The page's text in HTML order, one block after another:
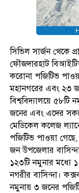
সিভিল সার্জন থেকে
ফৌজদারহাট
করোনা পজিটিভ
মহানগরের এবং ২৩
বিশ্ববিদ্যালয়ে ৫৮টি
জনের এবং এদের
মেডিকেল কলেজ
পজিটিভ পাওয়া
জন উপজেলার
১২৩টি নমুনার মধ্যে
নগরীর বাসিন্দা।
নমুনায় ৩ জনের